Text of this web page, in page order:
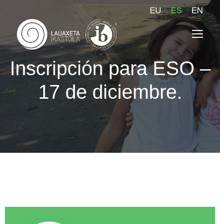
EU ES EN
Inscripción para ESO –
17 de diciembre.